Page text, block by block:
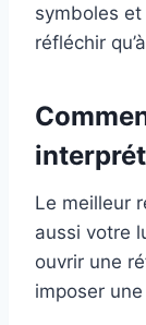
symboles
réfléchir
Le meilleur
aussi votre
ouvrir une
imposer